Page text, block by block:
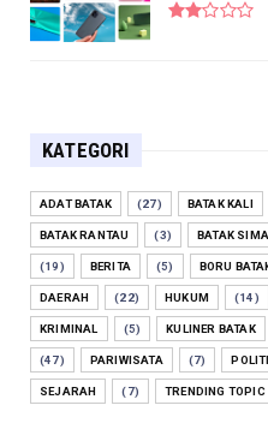
KATEGORI
ADAT BATAK (27) BATAK KALI
BATAK RANTAU (3) BATAK
(19) BERITA (5) BORU
DAERAH (22) HUKUM (14)
KRIMINAL (5) KULINER BATAK
(47) PARIWISATA (7)
SEJARAH (7) TRENDING TOPIC